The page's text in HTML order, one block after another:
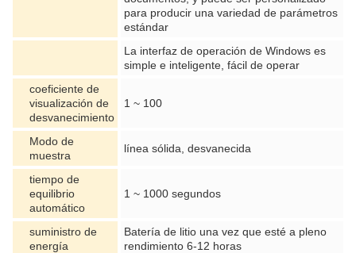
para producir una variedad de parámetros
estándar
La interfaz de operación de Windows es
simple e inteligente, fácil de operar
coeficiente de
visualización de
desvanecimiento
1 ~ 100
Modo de
muestra
línea sólida, desvanecida
tiempo de
equilibrio
automático
1 ~ 1000 segundos
suministro de
energía
Batería de litio una vez que esté a pleno
rendimiento 6-12 horas